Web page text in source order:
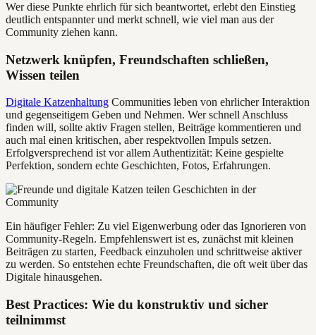
Wer diese Punkte ehrlich für sich beantwortet, erlebt den Einstieg
deutlich entspannter und merkt schnell, wie viel man aus der
Community ziehen kann.
Netzwerk knüpfen, Freundschaften schließen,
Wissen teilen
Digitale Katzenhaltung Communities leben von ehrlicher Interaktion
und gegenseitigem Geben und Nehmen. Wer schnell Anschluss
finden will, sollte aktiv Fragen stellen, Beiträge kommentieren und
auch mal einen kritischen, aber respektvollen Impuls setzen.
Erfolgversprechend ist vor allem Authentizität: Keine gespielte
Perfektion, sondern echte Geschichten, Fotos, Erfahrungen.
Ein häufiger Fehler: Zu viel Eigenwerbung oder das Ignorieren von
Community-Regeln. Empfehlenswert ist es, zunächst mit kleinen
Beiträgen zu starten, Feedback einzuholen und schrittweise aktiver
zu werden. So entstehen echte Freundschaften, die oft weit über das
Digitale hinausgehen.
Best Practices: Wie du konstruktiv und sicher
teilnimmst